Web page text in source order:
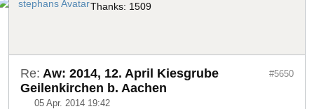
Thanks: 1509
Re: Aw: 2014, 12. April Kiesgrube
Geilenkirchen b. Aachen
05 Apr. 2014 19:42
#5650